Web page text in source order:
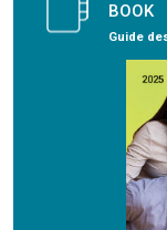
BOOK
Guide